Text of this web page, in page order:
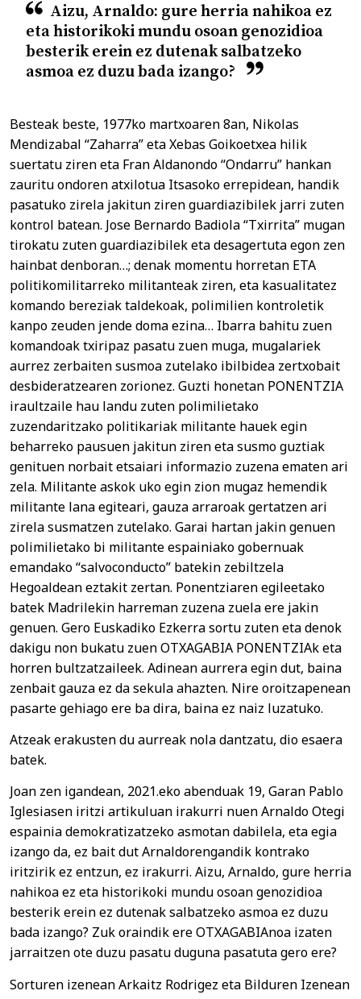
Aizu, Arnaldo: gure herria nahikoa ez
eta historikoki mundu osoan genozidioa
besterik erein ez dutenak salbatzeko
asmoa ez duzu bada izango?
Besteak beste, 1977ko martxoaren 8an, Nikolas
Mendizabal “Zaharra” eta Xebas Goikoetxea hilik
suertatu ziren eta Fran Aldanondo “Ondarru” hankan
zauritu ondoren atxilotua Itsasoko errepidean, handik
pasatuko zirela jakitun ziren guardiazibilek jarri zuten
kontrol batean. Jose Bernardo Badiola “Txirrita” mugan
tirokatu zuten guardiazibilek eta desagertuta egon zen
hainbat denboran…; denak momentu horretan ETA
politikomilitarreko militanteak ziren, eta kasualitatez
komando bereziak taldekoak, polimilien kontroletik
kanpo zeuden jende doma ezina… Ibarra bahitu zuen
komandoak txiripaz pasatu zuen muga, mugalariek
aurrez zerbaiten susmoa zutelako ibilbidea zertxobait
desbideratzearen zorionez. Guzti honetan PONENTZIA
iraultzaile hau landu zuten polimilietako
zuzendaritzako politikariak militante hauek egin
beharreko pausuen jakitun ziren eta susmo guztiak
genituen norbait etsaiari informazio zuzena ematen ari
zela. Militante askok uko egin zion mugaz hemendik
militante lana egiteari, gauza arraroak gertatzen ari
zirela susmatzen zutelako. Garai hartan jakin genuen
polimilietako bi militante espainiako gobernuak
emandako “salvoconducto” batekin zebiltzela
Hegoaldean eztakit zertan. Ponentziaren egileetako
batek Madrilekin harreman zuzena zuela ere jakin
genuen. Gero Euskadiko Ezkerra sortu zuten eta denok
dakigu non bukatu zuen OTXAGABIA PONENTZIAk eta
horren bultzatzaileek. Adinean aurrera egin dut, baina
zenbait gauza ez da sekula ahazten. Nire oroitzapenean
pasarte gehiago ere ba dira, baina ez naiz luzatuko.
Atzeak erakusten du aurreak nola dantzatu, dio esaera
batek.
Joan zen igandean, 2021.eko abenduak 19, Garan Pablo
Iglesiasen iritzi artikuluan irakurri nuen Arnaldo Otegi
espainia demokratizatzeko asmotan dabilela, eta egia
izango da, ez bait dut Arnaldorengandik kontrako
iritzirik ez entzun, ez irakurri. Aizu, Arnaldo, gure herria
nahikoa ez eta historikoki mundu osoan genozidioa
besterik erein ez dutenak salbatzeko asmoa ez duzu
bada izango? Zuk oraindik ere OTXAGABIAnoa izaten
jarraitzen ote duzu pasatu duguna pasatuta gero ere?
Sorturen izenean Arkaitz Rodrigez eta Bilduren Izenean